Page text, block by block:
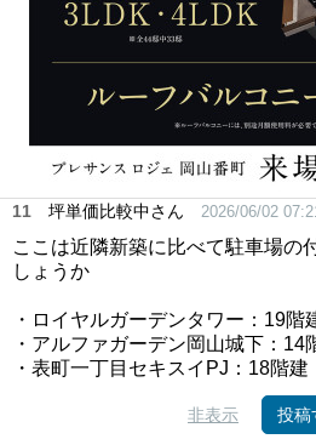
11 坪単価比較中さん 2026/06/02
ここは近隣新築に比べて駐車場の
しょうか
・ロイヤルガーデンタワー：19
・アルファガーデン岡山城下：
・表町一丁目セキスイPJ：18
非表示 投稿